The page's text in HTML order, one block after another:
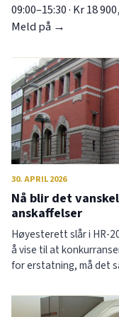
09:00–15:30 · Kr 18
Meld på →
30. APRIL 2026
Nå blir det
anskaffelser
Høyesterett slår i HR-
å vise til at
for erstatning, må det